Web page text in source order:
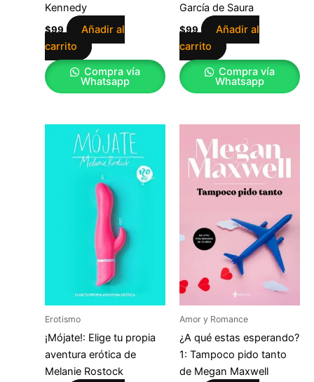
Kennedy
$99
Añadir al
carrito
Compra vía
Whatsapp
García de Saura
$99
Añadir al
carrito
Compra vía
Whatsapp
Erotismo
¡Mójate!: Elige tu propia
aventura erótica de
Melanie Rostock
Amor y Romance
¿A qué estas esperando?
1: Tampoco pido tanto
de Megan Maxwell